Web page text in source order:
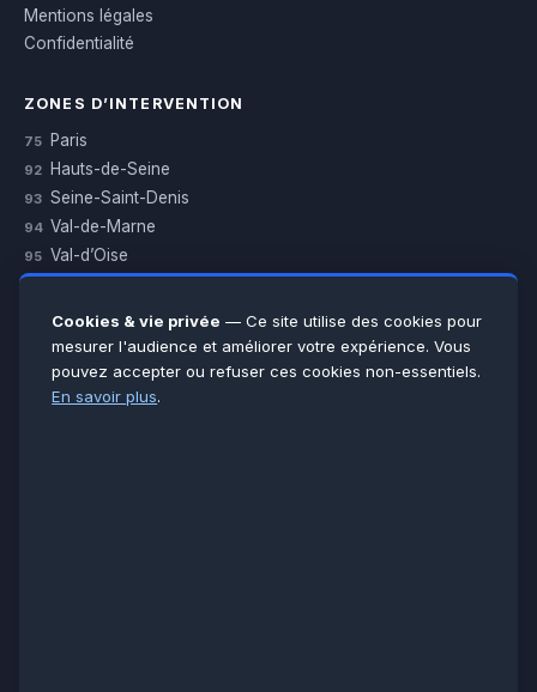
Mentions légales
Confidentialité
ZONES D’INTERVENTION
75 Paris
92 Hauts-de-Seine
93 Seine-Saint-Denis
94 Val-de-Marne
95 Val-d’Oise
Essonne
Seine-et-Marne
Voir toutes les villes →
Cookies & vie privée — Ce site utilise des cookies pour
mesurer l'audience et améliorer votre expérience. Vous
pouvez accepter ou refuser ces cookies non-essentiels.
En savoir plus.